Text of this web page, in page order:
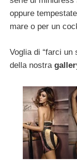
oppure
mare o per un
Voglia di “farci un
della nostra